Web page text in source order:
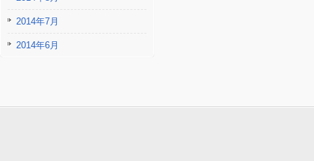
2014年7月
2014年6月